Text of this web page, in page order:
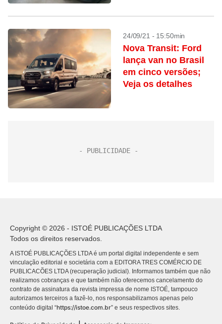
24/09/21 - 15:50min
Nova Transit: Ford
lança van no Brasil
em cinco versões;
Veja os detalhes
Copyright © 2026 - ISTOÉ PUBLICAÇÕES LTDA
Todos os direitos reservados.
A ISTOÉ PUBLICAÇÕES LTDA é um portal digital independente e sem
vinculação editorial e societária com a EDITORA TRES COMÉRCIO DE
PUBLICACÕES LTDA (recuperação judicial). Informamos também que não
realizamos cobranças e que também não oferecemos cancelamento do
contrato de assinatura da revista impressa de nome ISTOÉ, tampouco
autorizamos terceiros a fazê-lo, nos responsabilizamos apenas pelo
conteúdo digital “https://istoe.com.br” e seus respectivos sites.